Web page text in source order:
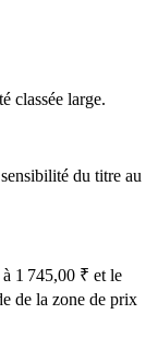
classée large.
du titre au
1 745,00 ₹ et le
de la zone de prix